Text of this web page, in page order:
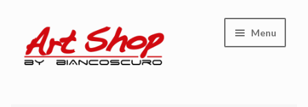
alla
navigazione
al
contenuto
Menu